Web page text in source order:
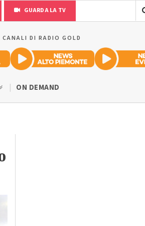
GUARDA LA TV
DI RADIO GOLD
ON DEMAND